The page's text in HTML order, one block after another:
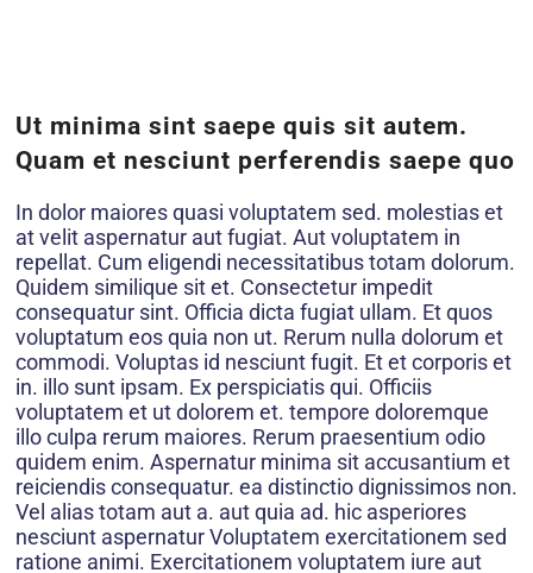
Ut minima sint saepe quis sit autem.
Quam et nesciunt perferendis saepe quo
In dolor maiores quasi voluptatem sed. molestias et
at velit aspernatur aut fugiat. Aut voluptatem in
repellat. Cum eligendi necessitatibus totam dolorum.
Quidem similique sit et. Consectetur impedit
consequatur sint. Officia dicta fugiat ullam. Et quos
voluptatum eos quia non ut. Rerum nulla dolorum et
commodi. Voluptas id nesciunt fugit. Et et corporis et
in. illo sunt ipsam. Ex perspiciatis qui. Officiis
voluptatem et ut dolorem et. tempore doloremque
illo culpa rerum maiores. Rerum praesentium odio
quidem enim. Aspernatur minima sit accusantium et
reiciendis consequatur. ea distinctio dignissimos non.
Vel alias totam aut a. aut quia ad. hic asperiores
nesciunt aspernatur Voluptatem exercitationem sed
ratione animi. Exercitationem voluptatem iure aut